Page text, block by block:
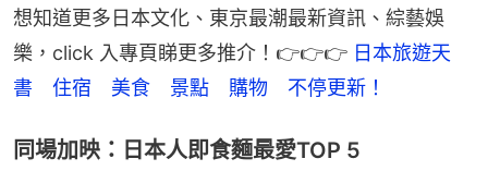
想知道更多日本文化、東京最潮最新資訊、綜藝娛
樂，click 入專頁睇更多推介！👉👉👉 日本旅遊天
書　住宿　美食　景點　購物　不停更新！
同場加映：日本人即食麵最愛TOP 5